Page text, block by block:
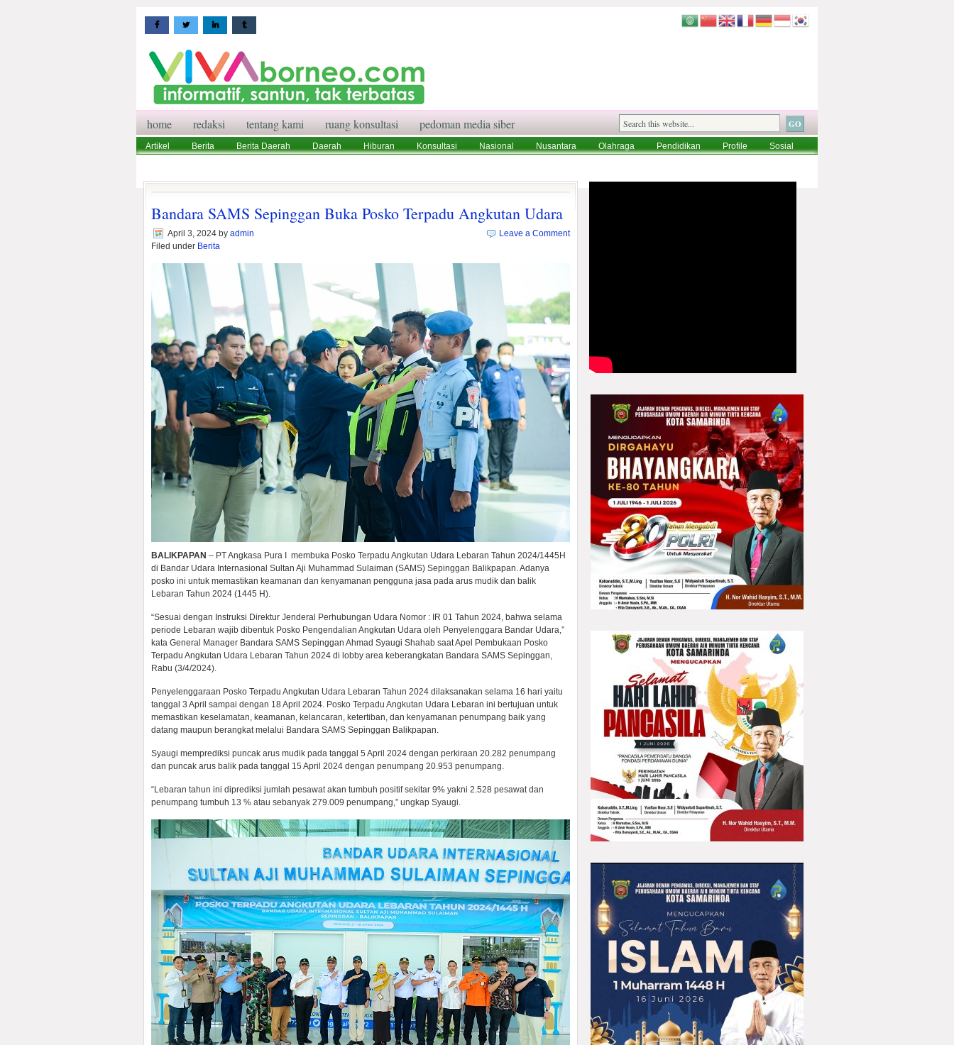
home redaksi tentang kami ruang konsultasi pedoman media siber
Artikel Berita Berita Daerah Daerah Hiburan Konsultasi Nasional Nusantara Olahraga Pendidikan Profile
Sosial
Bandara SAMS Sepinggan Buka Posko Terpadu Angkutan Udara
April 3, 2024 by admin
Filed under Berita
Leave a Comment
BALIKPAPAN – PT Angkasa Pura I membuka Posko Terpadu Angkutan Udara Lebaran Tahun 2024/1445H
di Bandar Udara Internasional Sultan Aji Muhammad Sulaiman (SAMS) Sepinggan Balikpapan. Adanya
posko ini untuk memastikan keamanan dan kenyamanan pengguna jasa pada arus mudik dan balik
Lebaran Tahun 2024 (1445 H).
“Sesuai dengan Instruksi Direktur Jenderal Perhubungan Udara Nomor : IR 01 Tahun 2024, bahwa selama
periode Lebaran wajib dibentuk Posko Pengendalian Angkutan Udara oleh Penyelenggara Bandar Udara,”
kata General Manager Bandara SAMS Sepinggan Ahmad Syaugi Shahab saat Apel Pembukaan Posko
Terpadu Angkutan Udara Lebaran Tahun 2024 di lobby area keberangkatan Bandara SAMS Sepinggan,
Rabu (3/4/2024).
Penyelenggaraan Posko Terpadu Angkutan Udara Lebaran Tahun 2024 dilaksanakan selama 16 hari yaitu
tanggal 3 April sampai dengan 18 April 2024. Posko Terpadu Angkutan Udara Lebaran ini bertujuan untuk
memastikan keselamatan, keamanan, kelancaran, ketertiban, dan kenyamanan penumpang baik yang
datang maupun berangkat melalui Bandara SAMS Sepinggan Balikpapan.
Syaugi memprediksi puncak arus mudik pada tanggal 5 April 2024 dengan perkiraan 20.282 penumpang
dan puncak arus balik pada tanggal 15 April 2024 dengan penumpang 20.953 penumpang.
“Lebaran tahun ini diprediksi jumlah pesawat akan tumbuh positif sekitar 9% yakni 2.528 pesawat dan
penumpang tumbuh 13 % atau sebanyak 279.009 penumpang,” ungkap Syaugi.